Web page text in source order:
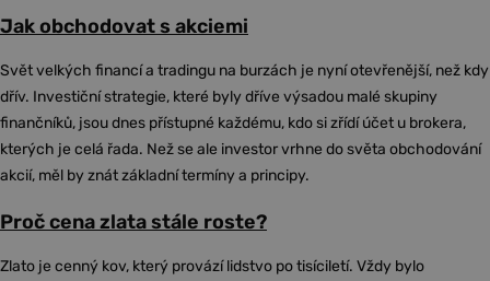
Jak obchodovat s akciemi
Svět velkých financí a tradingu na burzách je nyní otevřenější, než kdy
dřív. Investiční strategie, které byly dříve výsadou malé skupiny
finančníků, jsou dnes přístupné každému, kdo si zřídí účet u brokera,
kterých je celá řada. Než se ale investor vrhne do světa obchodování
akcií, měl by znát základní termíny a principy.
Proč cena zlata stále roste?
Zlato je cenný kov, který provází lidstvo po tisíciletí. Vždy bylo